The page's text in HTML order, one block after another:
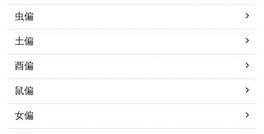
虫偏
土偏
酉偏
鼠偏
女偏